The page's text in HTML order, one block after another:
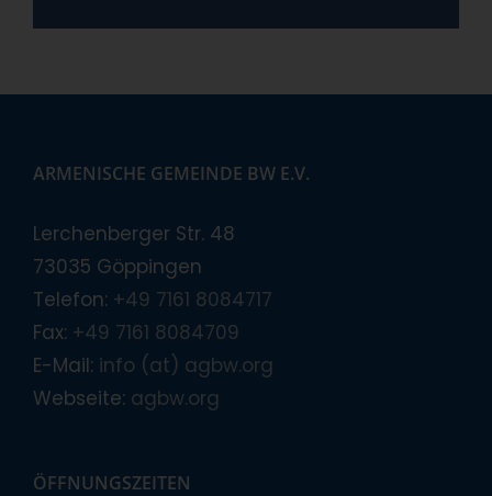
ARMENISCHE GEMEINDE BW E.V.
Lerchenberger Str. 48
73035 Göppingen
Telefon: +49 7161 8084717
Fax: +49 7161 8084709
E-Mail: info (at) agbw.org
Webseite: agbw.org
ÖFFNUNGSZEITEN